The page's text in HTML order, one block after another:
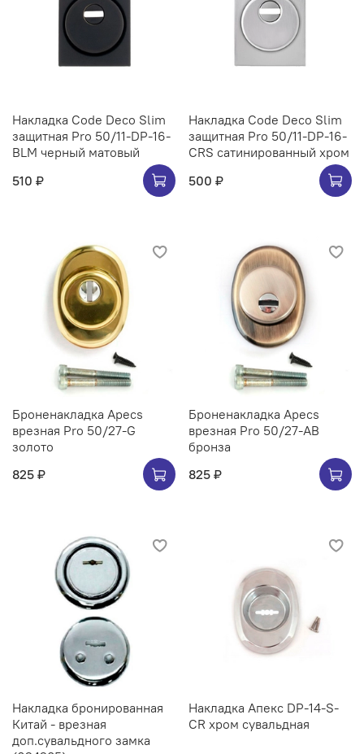
Накладка Code Deco Slim
защитная Pro 50/11-DP-16-
BLM черный матовый
510 ₽
Накладка Code Deco Slim
защитная Pro 50/11-DP-16-
CRS сатинированный хром
500 ₽
Броненакладка Apecs
врезная Pro 50/27-G
золото
825 ₽
Броненакладка Apecs
врезная Pro 50/27-AB
бронза
825 ₽
Накладка бронированная
Китай - врезная
доп.сувальдного замка
Накладка Апекс DP-14-S-
CR хром сувальдная